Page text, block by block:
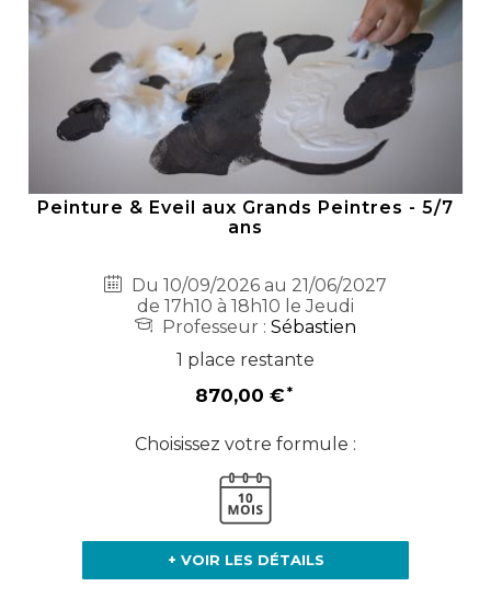
Peinture & Eveil aux Grands Peintres - 5/7
ans
Du 10/09/2026 au 21/06/2027
de 17h10 à 18h10 le Jeudi
Professeur : Sébastien
1 place restante
870,00 €
Choisissez votre formule :
+ VOIR LES DÉTAILS